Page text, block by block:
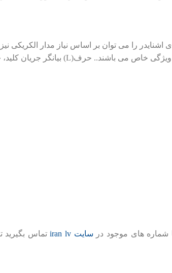
را می توان بر اساس نیاز مدار الکریکی
شماره های موجود در سایت iran lv
تماس بگیرید